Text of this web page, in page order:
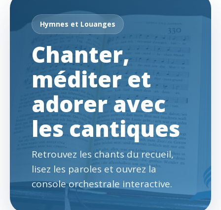
Hymnes et Louanges
Chanter,
méditer et
adorer avec
les cantiques
Retrouvez les chants du recueil,
lisez les paroles et ouvrez la
console orchestrale interactive.